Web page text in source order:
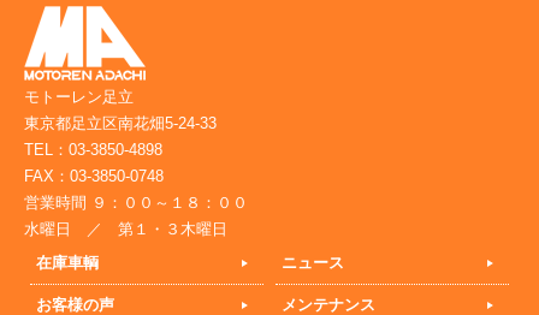
モトーレン足立
東京都足立区南花畑5-24-33
TEL：03-3850-4898
FAX：03-3850-0748
営業時間 ９：００～１８：００
水曜日 ／ 第１・３木曜日
在庫車輌
ニュース
お客様の声 メンテナンス